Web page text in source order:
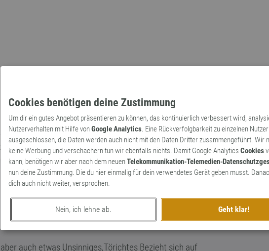
Cookies benötigen deine Zustimmung
Um dir ein gutes Angebot präsentieren zu können, das kontinuierlich verbessert wird,
Nutzerverhalten mit Hilfe vonGoogle Analytics. Eine Rückverfolgbarkeit zu einzelnen
ausgeschlossen, die Daten werden auch nicht mit den Daten Dritter zusammengeführt. Wir
keine Werbung und verschachern tun wir ebenfalls nichts. Damit Google Analytics Cookies
kann, benötigen wir aber nach dem neuenTelekommunikation-Telemedien-
nun deine Zustimmung. Die du hier einmalig für dein verwendetes Gerät geben musst.
dich auch nicht weiter, versprochen.
Nein, ich lehne ab. Geht klar!
Archaismen Markennamen
auch etwas Unsinniges,Törichtes Bezieht sich auf